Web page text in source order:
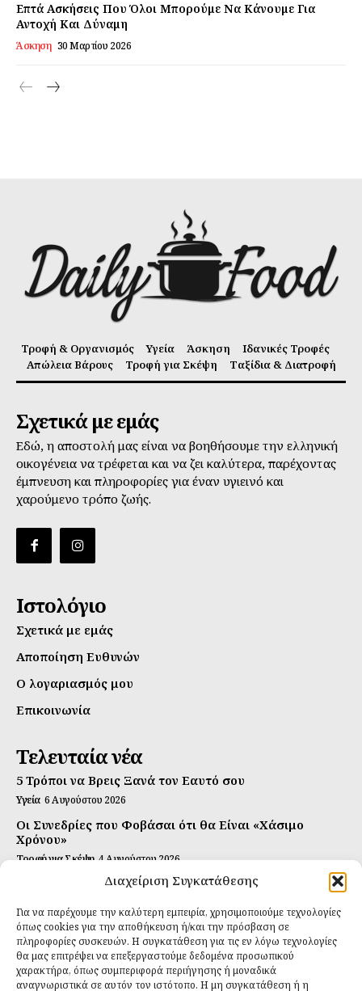
Διαχείριση Συγκατάθεσης
Για να παρέχουμε την καλύτερη εμπειρία, χρησιμοποιούμε τεχνολογίες
όπως cookies για την αποθήκευση ή/και την πρόσβαση σε
πληροφορίες συσκευών. Η συγκατάθεση για τις εν λόγω τεχνολογίες
θα μας επιτρέψει να επεξεργαστούμε δεδομένα προσωπικού
χαρακτήρα, όπως συμπεριφορά περιήγησης ή μοναδικά
αναγνωριστικά σε αυτόν τον ιστότοπο. Η μη συγκατάθεση ή η
Επτά Ασκήσεις Που Όλοι Μπορούμε Να Κάνουμε Για
Αντοχή Και Δύναμη
Άσκηση 30 Μαρτίου 2026
Τροφή & Οργανισμός Υγεία Άσκηση
Ιδανικές Τροφές
Απώλεια Βάρους
Τροφή για Σκέψη Ταξίδια & Διατροφή
Σχετικά με εμάς
Εδώ, η αποστολή μας είναι να βοηθήσουμε την ελληνική
οικογένεια να τρέφεται και να ζει καλύτερα, παρέχοντας
έμπνευση και πληροφορίες για έναν υγιεινό και
χαρούμενο τρόπο ζωής.
Ιστολόγιο
Σχετικά με εμάς
Αποποίηση Ευθυνών
Ο λογαριασμός μου
Επικοινωνία
Τελευταία νέα
5 Τρόποι να Βρεις Ξανά τον Εαυτό σου
Υγεία 6 Αυγούστου 2026
Οι Συνεδρίες που Φοβάσαι ότι θα Είναι «Χάσιμο
Χρόνου»
Τροφή για Σκέψη 4 Αυγούστου 2026
Αυτή Είναι η Συνταγή για Τέλεια Κομπούτσα
Ιδανικές Τροφές 26 Ιουλίου 2026
Εγγραφείτε